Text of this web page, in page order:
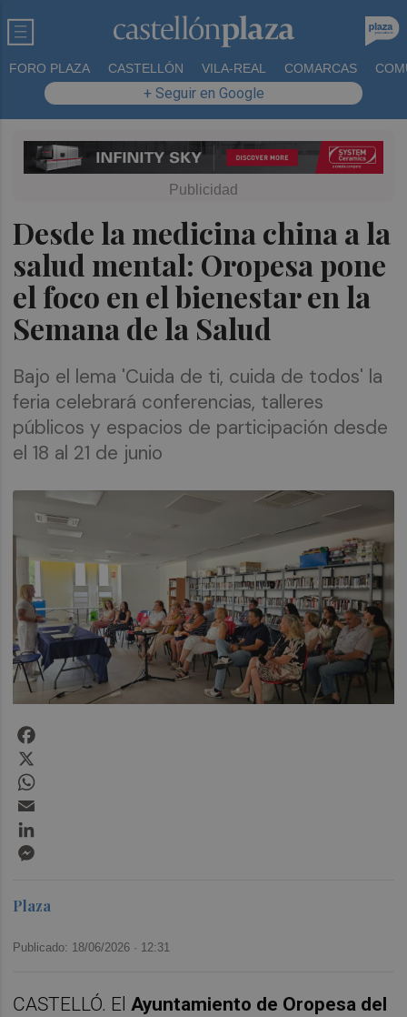
FORO PLAZA CASTELLÓN VILA-REAL COMARCAS
+ Seguir en Google
Desde la medicina china a la
salud mental: Oropesa pone
el foco en el bienestar en la
Semana de la Salud
Bajo el lema 'Cuida de ti, cuida de todos' la
feria celebrará conferencias, talleres
públicos y espacios de participación desde
el 18 al 21 de junio
Plaza
Publicado: 18/06/2026 · 12:31
CASTELLÓ. El Ayuntamiento de Oropesa del